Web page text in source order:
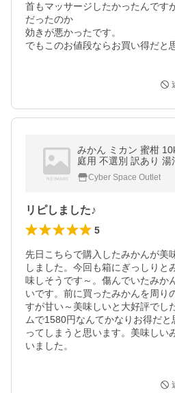
首もマッサージしたかったんです
だったのか
効きが悪かったです。
でもこのお値段ならお買い得だと
みかん ミカン 蜜柑
庭用 不選別 訳あり 湯
地域送料無料
Cyber Space Outlet
リピしました♪
5
先日こちらで購入したみかんが美
しました。今回も箱にぎっしりと
味しそうです～。傷んでいたみか
いです。前に買ったみかんを周り
すが甘い～美味しいと大好評でし
ムで1580円なんてかなりお得だ
ってしまうと思います。美味しい
いました。